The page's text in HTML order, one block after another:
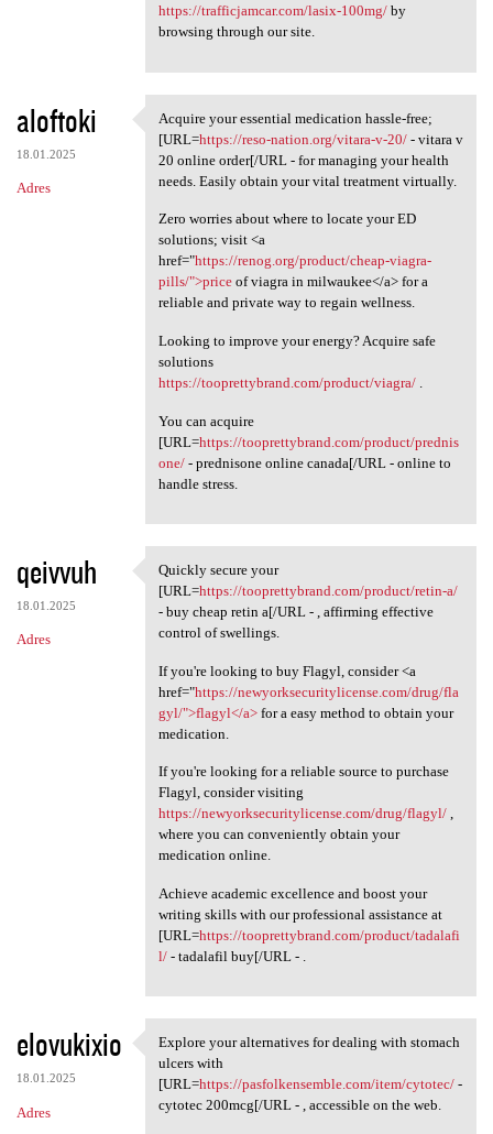
https://trafficjamcar.com/lasix-100mg/by
browsing through our site.
aloftoki
18.01.2025
Adres
Acquire your essential
Acquire your essential medication hassle-free;
[URL=https://reso-nation.org/vitara-v-20/- vitara v
20 online order[/URL - for managing your health
needs. Easily obtain your vital treatment virtually.
Zero worries about where to locate your ED
solutions; visit <a
href="https://renog.org/product/cheap-viagra-
pills/">priceof viagra in milwaukee</a> for a
reliable and private way to regain wellness.
Looking to improve your energy? Acquire safe
solutions
https://tooprettybrand.com/product/viagra/.
You can acquire
[URL=https://tooprettybrand.com/product/prednis
one/- prednisone online canada[/URL - online to
handle stress.
qeivvuh
18.01.2025
Adres
Quickly secure your [URL
Quickly secure your
[URL=https://tooprettybrand.com/product/retin-a/
- buy cheap retin a[/URL - , affirming effective
control of swellings.
If you're looking to buy Flagyl, consider <a
href="https://newyorksecuritylicense.com/drug/fla
gyl/">flagyl</a>for a easy method to obtain your
medication.
If you're looking for a reliable source to purchase
Flagyl, consider visiting
https://newyorksecuritylicense.com/drug/flagyl/,
where you can conveniently obtain your
medication online.
Achieve academic excellence and boost your
writing skills with our professional assistance at
[URL=https://tooprettybrand.com/product/tadalafi
l/- tadalafil buy[/URL - .
elovukixio
18.01.2025
Adres
Explore your alternatives for
Explore your alternatives for dealing with stomach
ulcers with
[URL=https://pasfolkensemble.com/item/cytotec/-
cytotec 200mcg[/URL - , accessible on the web.